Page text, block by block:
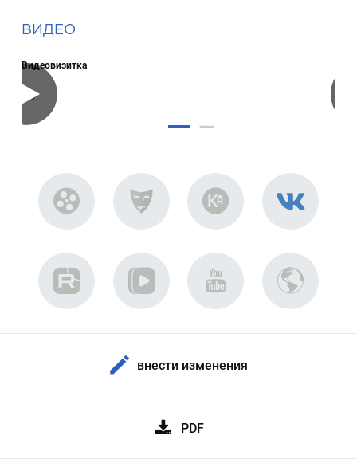
ВИДЕО
Видеовизитка
внести изменения
PDF